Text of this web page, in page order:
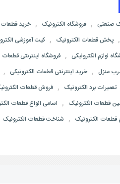
صنعتی , فروشگاه الکترونیک , خرید قطعات
, پخش قطعات الکترونیک , کیت آموزشی
لوازم الکترونیکی , فروشگاه اینترنتی قطعات
منزل , خرید اینترنتی قطعات الکترونیکی ,
تعمیرات برد الکترونیک , فروش قطعات
قطعات الکترونیک , اسامی انواع قطعات
قطعات الکترونیک , شناخت قطعات الکترونیک